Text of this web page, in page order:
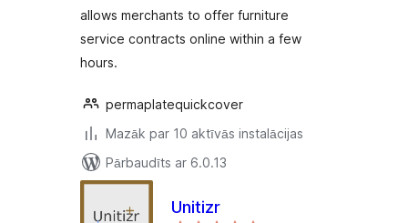
allows merchants to offer furniture
service contracts online within a few
hours.
permaplatequickcover
Mazāk par 10 aktīvās instalācijas
Pārbaudīts ar 6.0.13
Unitizr